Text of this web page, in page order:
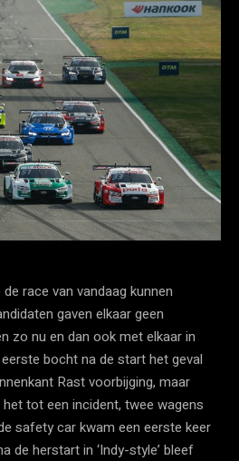
race van vandaag kunnen
gaven elkaar geen
zo nu en dan ook met elkaar in
bocht na de start het geval
Rast voorbijging, maar
tot een incident, twee wagens
safety car kwam een eerste keer
de herstart in ‘Indy-style’ bleef